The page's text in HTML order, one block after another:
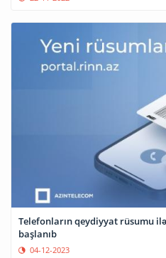
Telefonların qeydiyyat rüsumu
başlanıb
04-12-2023